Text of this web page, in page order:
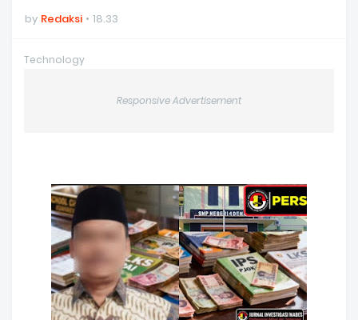
by Redaksi 18.33
Technology
Responsive Advertisement